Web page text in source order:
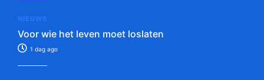
NIEUWS
Voor wie het leven moet loslaten
1 dag ago